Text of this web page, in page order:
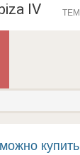
IV
купить